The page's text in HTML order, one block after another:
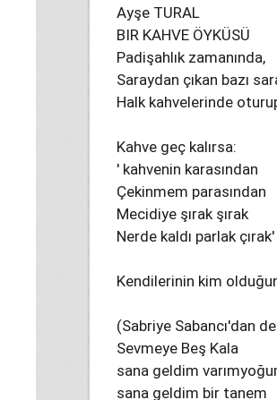
Ayşe TURAL
BIR KAHVE ÖYKÜSÜ
Padişahlık zamanında,
Saraydan çıkan bazı
Halk kahvelerinde
Kahve geç kalırsa:
' kahvenin karasından
Çekinmem parasından
Mecidiye şırak şırak
Nerde kaldı parlak çırak'
Kendilerinin kim
(Sabriye Sabancı'dan
Sevmeye Beş Kala
sana geldim
sana geldim bir tanem